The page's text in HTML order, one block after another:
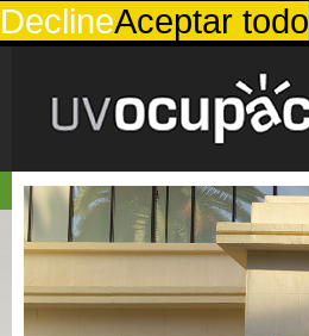
DeclineAceptar todo